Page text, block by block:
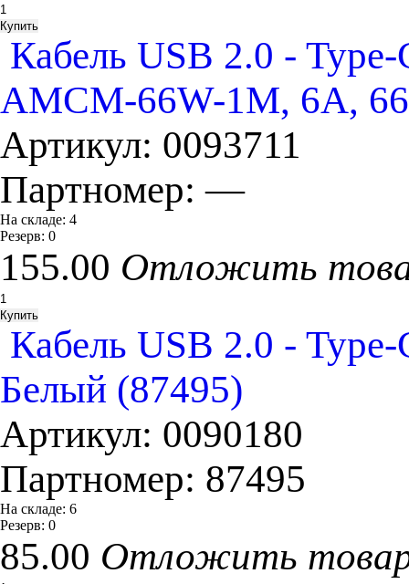
Кабель USB 2.0 -
AMCM-66W-1M, 6A,
Артикул: 0093711
Партномер:—
На складе: 4
Резерв: 0
155.00 Отложить
Кабель USB 2.0 -
Белый (87495)
Артикул: 0090180
Партномер: 87495
На складе: 6
Резерв: 0
85.00 Отложить